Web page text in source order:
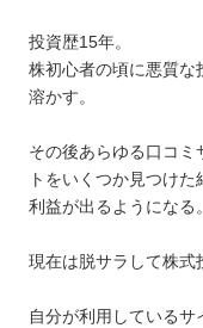
投資歴15年。
株初心者の頃に悪質な
溶かす。
その後あらゆる口コミ
トをいくつか見つけ
利益が出るようになる。
現在は脱サラして株式
自分が利用している